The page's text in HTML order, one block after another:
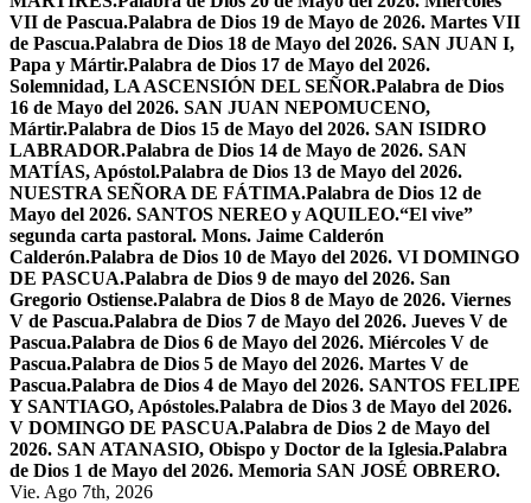
VII de Pascua.Palabra de Dios 19 de Mayo de 2026. Martes VII
de Pascua.Palabra de Dios 18 de Mayo del 2026. SAN JUAN I,
Papa y Mártir.Palabra de Dios 17 de Mayo del 2026.
Solemnidad, LA ASCENSIÓN DEL SEÑOR.Palabra de Dios
16 de Mayo del 2026. SAN JUAN NEPOMUCENO,
Mártir.Palabra de Dios 15 de Mayo del 2026. SAN ISIDRO
LABRADOR.Palabra de Dios 14 de Mayo de 2026. SAN
MATÍAS, Apóstol.Palabra de Dios 13 de Mayo del 2026.
NUESTRA SEÑORA DE FÁTIMA.Palabra de Dios 12 de
Mayo del 2026. SANTOS NEREO y AQUILEO.“El vive”
segunda carta pastoral. Mons. Jaime Calderón
Calderón.Palabra de Dios 10 de Mayo del 2026. VI DOMINGO
DE PASCUA.Palabra de Dios 9 de mayo del 2026. San
Gregorio Ostiense.Palabra de Dios 8 de Mayo de 2026. Viernes
V de Pascua.Palabra de Dios 7 de Mayo del 2026. Jueves V de
Pascua.Palabra de Dios 6 de Mayo del 2026. Miércoles V de
Pascua.Palabra de Dios 5 de Mayo del 2026. Martes V de
Pascua.Palabra de Dios 4 de Mayo del 2026. SANTOS FELIPE
Y SANTIAGO, Apóstoles.Palabra de Dios 3 de Mayo del 2026.
V DOMINGO DE PASCUA.Palabra de Dios 2 de Mayo del
2026. SAN ATANASIO, Obispo y Doctor de la Iglesia.Palabra
de Dios 1 de Mayo del 2026. Memoria SAN JOSÉ OBRERO.
Vie. Ago 7th, 2026